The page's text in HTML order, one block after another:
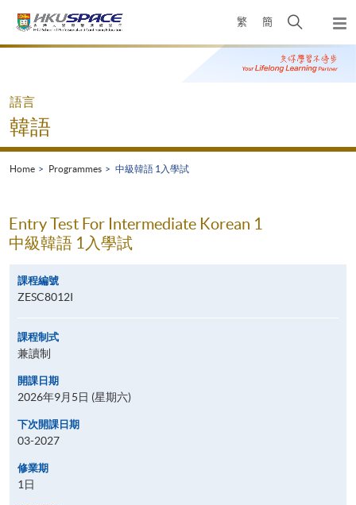
繁 簡
Open
search
panel
Main
語言
韓語
Home Programmes 中級韓語 1入學試
Entry Test For Intermediate Korean 1
中級韓語 1入學試
課程編號
ZESC8012I
課程制式
兼讀制
開課日期
2026年9月5日 (星期六)
下次開課日期
03-2027
修業期
1日